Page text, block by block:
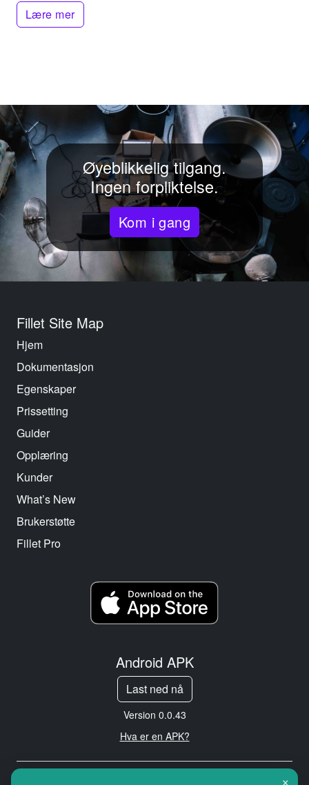
Lære mer
Øyeblikkelig tilgang.
Ingen forpliktelse.
Kom i gang
Fillet Site Map
Hjem
Dokumentasjon
Egenskaper
Prissetting
Guider
Opplæring
Kunder
What’s New
Brukerstøtte
Fillet Pro
Android APK
Last ned nå
Version 0.0.43
Hva er en APK?
×